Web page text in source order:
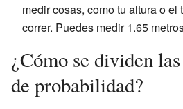
medir cosas, como tu altura o el
correr. Puedes medir 1.65
¿Cómo se dividen
de probabilidad?